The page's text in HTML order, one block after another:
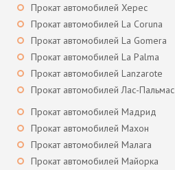
Прокат автомобилей Херес
Прокат автомобилей La Coruna
Прокат автомобилей La Gomera
Прокат автомобилей La Palma
Прокат автомобилей Lanzarote
Прокат автомобилей Лас-Пальмас
Прокат автомобилей Мадрид
Прокат автомобилей Махон
Прокат автомобилей Малага
Прокат автомобилей Майорка